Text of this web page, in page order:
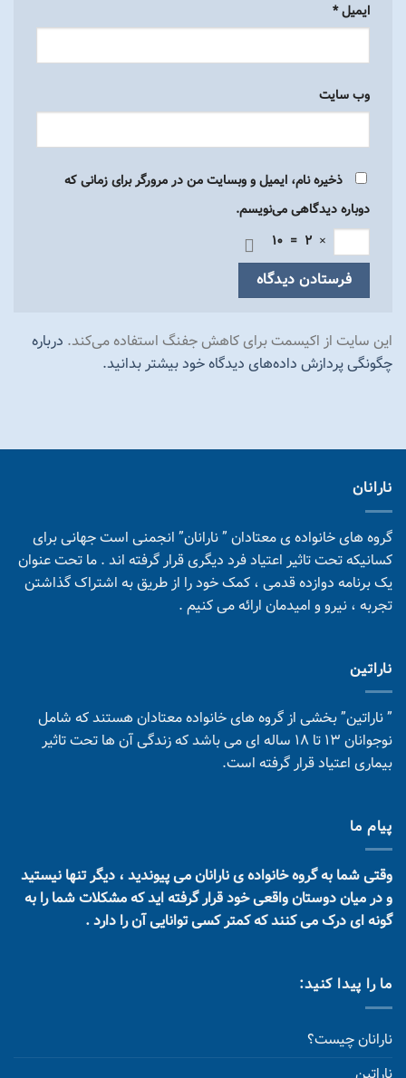
ایمیل*
وب‌ سایت
ذخیره نام، ایمیل و وبسایت من در مرورگر برای زمانی که
دوباره دیدگاهی می‌نویسم.
×
2
=
10
این سایت از اکیسمت برای کاهش جفنگ استفاده می‌کند. درباره
چگونگی پردازش داده‌های دیدگاه خود بیشتر بدانید.
نارانان
گروه های خانواده ی معتادان ” نارانان” انجمنی است جهانی برای
کسانیکه تحت تاثیر اعتیاد فرد دیگری قرار گرفته اند . ما تحت عنوان
یک برنامه دوازده قدمی ، کمک خود را از طریق به اشتراک گذاشتن
تجربه ، نیرو و امیدمان ارائه می کنیم .
ناراتین
” ناراتین” بخشی از گروه های خانواده معتادان هستند که شامل
نوجوانان 13 تا 18 ساله ای می باشد که زندگی آن ها تحت تاثیر
بیماری اعتیاد قرار گرفته است.
پیام ما
وقتی شما به گروه خانواده ی نارانان می پیوندید ، دیگر تنها نیستید
و در میان دوستان واقعی خود قرار گرفته اید که مشکلات شما را به
گونه ای درک می کنند که کمتر کسی توانایی آن را دارد .
ما را پیدا کنید:
نارانان چیست؟